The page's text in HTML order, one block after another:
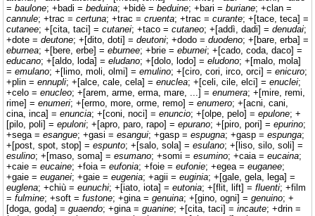
= baulone; +badi = beduina; +bidè = beduine; +bari = buriane; +clan =
cannule; +trac = certuna; +trac = cruenta; +trac = curante; +[tace, teca] =
cutanee; +[cita, taci] = cutanei; +taco = cutaneo; +[addì, dadi] = denudai;
+dote = deutone; +[dito, doti] = deutoni; +dodo = duodeno; +[bare, erba] =
eburnea; +[bere, erbe] = eburnee; +brie = eburnei; +[cado, coda, daco] =
educano; +[aldo, loda] = eludano; +[dolo, lodo] = eludono; +[malo, mola]
= emulano; +[limo, moli, olmi] = emulino; +[ciro, cori, irco, orci] = enicuro;
+plin = ennupli; +[alce, cale, cela] = enuclea; +[celi, cile, elci] = enuclei;
+celo = enucleo; +[arem, arme, erma, mare, ...] = enumera; +[mire, remi,
rime] = enumeri; +[ermo, more, orme, remo] = enumero; +[acni, cani,
cina, inca] = enuncia; +[coni, noci] = enuncio; +[olpe, pelo] = epulone; +
[pilo, poli] = epuloni; +[apro, paro, rapo] = epurano; +[piro, pori] = epurino;
+sega = esangue; +gasi = esangui; +gasp = espugna; +gasp = espunga;
+[post, spot, stop] = espunto; +[salo, sola] = esulano; +[liso, silo, soli] =
esulino; +[maso, soma] = esumano; +somi = esumino; +caia = eucaina;
+caie = eucaine; +foia = eufonia; +foie = eufonie; +egea = euganee;
+gaie = euganei; +gaie = eugenia; +agii = euginia; +[gale, gela, lega] =
euglena; +chiù = eunuchi; +[iato, iota] = eutonia; +[flit, lift] = fluenti; +film
= fulmine; +soft = fustone; +gina = genuina; +[gino, ogni] = genuino; +
[doga, goda] = guaendo; +gina = guanine; +[cita, taci] = incaute; +drin =